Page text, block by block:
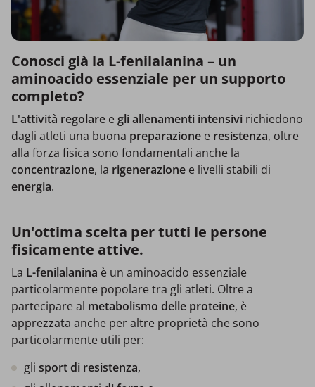
Conosci già la L-fenilalanina – un
aminoacido essenziale per un supporto
completo?
L'attività regolare e gli allenamenti intensivi richiedono
dagli atleti una buona preparazione e resistenza, oltre
alla forza fisica sono fondamentali anche la
concentrazione, la rigenerazione e livelli stabili di
energia.
Un'ottima scelta per tutti le persone
fisicamente attive.
La L-fenilalanina è un aminoacido essenziale
particolarmente popolare tra gli atleti. Oltre a
partecipare al metabolismo delle proteine, è
apprezzata anche per altre proprietà che sono
particolarmente utili per:
gli sport di resistenza,